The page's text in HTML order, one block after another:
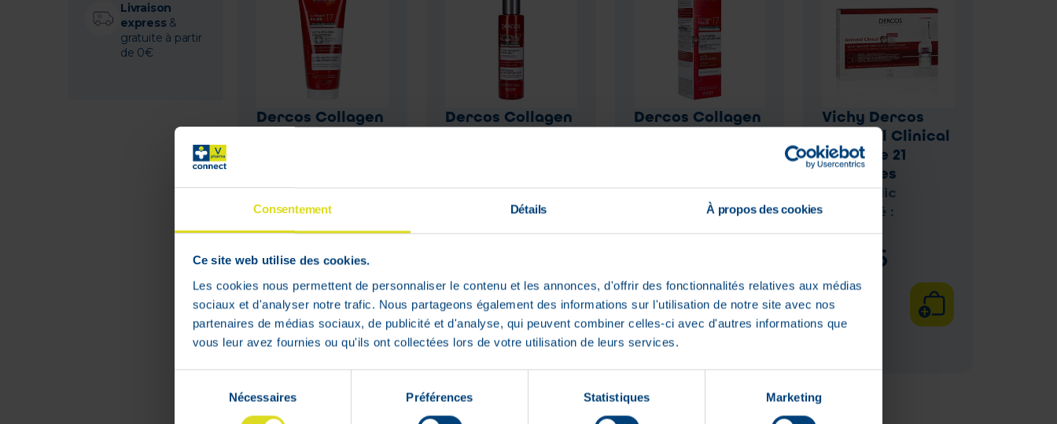
Consentement Détails À propos des cookies
Ce site web utilise des cookies.
Les cookies nous permettent de personnaliser le contenu et les annonces, d'offrir des fonctionnalités relatives aux médias
sociaux et d'analyser notre trafic. Nous partageons également des informations sur l'utilisation de notre site avec nos
partenaires de médias sociaux, de publicité et d'analyse, qui peuvent combiner celles-ci avec d'autres informations que
vous leur avez fournies ou qu'ils ont collectées lors de votre utilisation de leurs services.
consentement
Nécessaires Préférences Statistiques Marketing
Livraison
express&
gratuite à partir
de 0€
Dercos Collagen
23,50
€
En stock
Dercos Collagen
€
En stock
Dercos Collagen
€
En stock
Vichy Dercos
Aminexil Clinical
5 Femme 21
Ampoules
Prix public
conseillé :
77,95€
36
€
En stock
1 - 4 sur 4